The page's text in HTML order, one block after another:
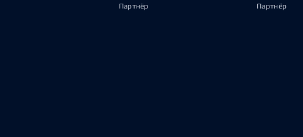
Партнёр Партнёр